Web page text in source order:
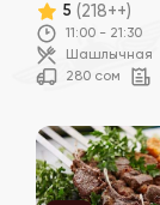
5 (218++)
11:00 - 21:30
Шашлычная
280 сом